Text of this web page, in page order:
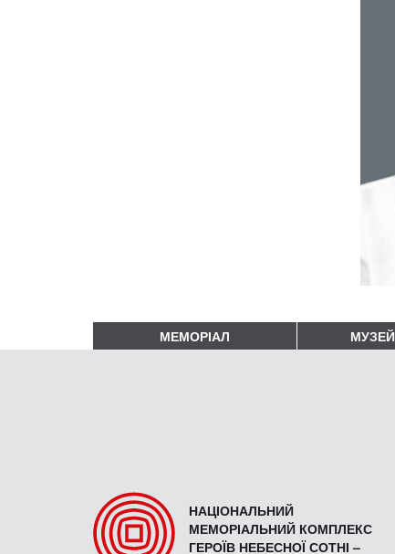
МЕМОРІАЛ МУЗЕЙ
НАЦІОНАЛЬНИЙ
МЕМОРІАЛЬНИЙ КОМПЛЕКС
ГЕРОЇВ НЕБЕСНОЇ СОТНІ –